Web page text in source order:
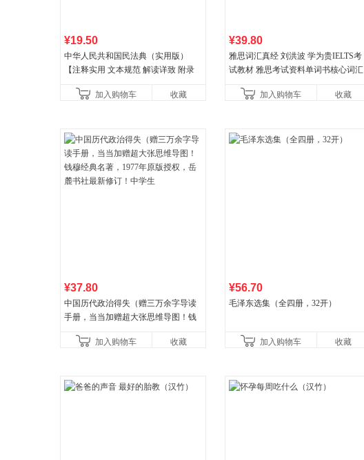
¥19.50
中华人民共和国民法典（实用版）
【注释实用 文本规范 解读详致 附录
加入购物车
收藏
¥39.80
雅思词汇真经 刘洪波 学为贵IELTS考
试教材 雅思考试资料单词书核心词汇
加入购物车
收藏
¥37.80
中国历代政治得失（赠三万余字导读
手册，当当加赠超大张思维导图！钱
书社最新修订！中学生
加入购物车 收藏
¥56.70
毛泽东选集（全四册，32开）
加入购物车 收藏